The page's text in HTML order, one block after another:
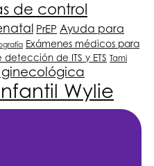
de control
PrEP Ayuda para
Exámenes médicos para
detección de ITS y ETS Tami
ginecológica
Wylie